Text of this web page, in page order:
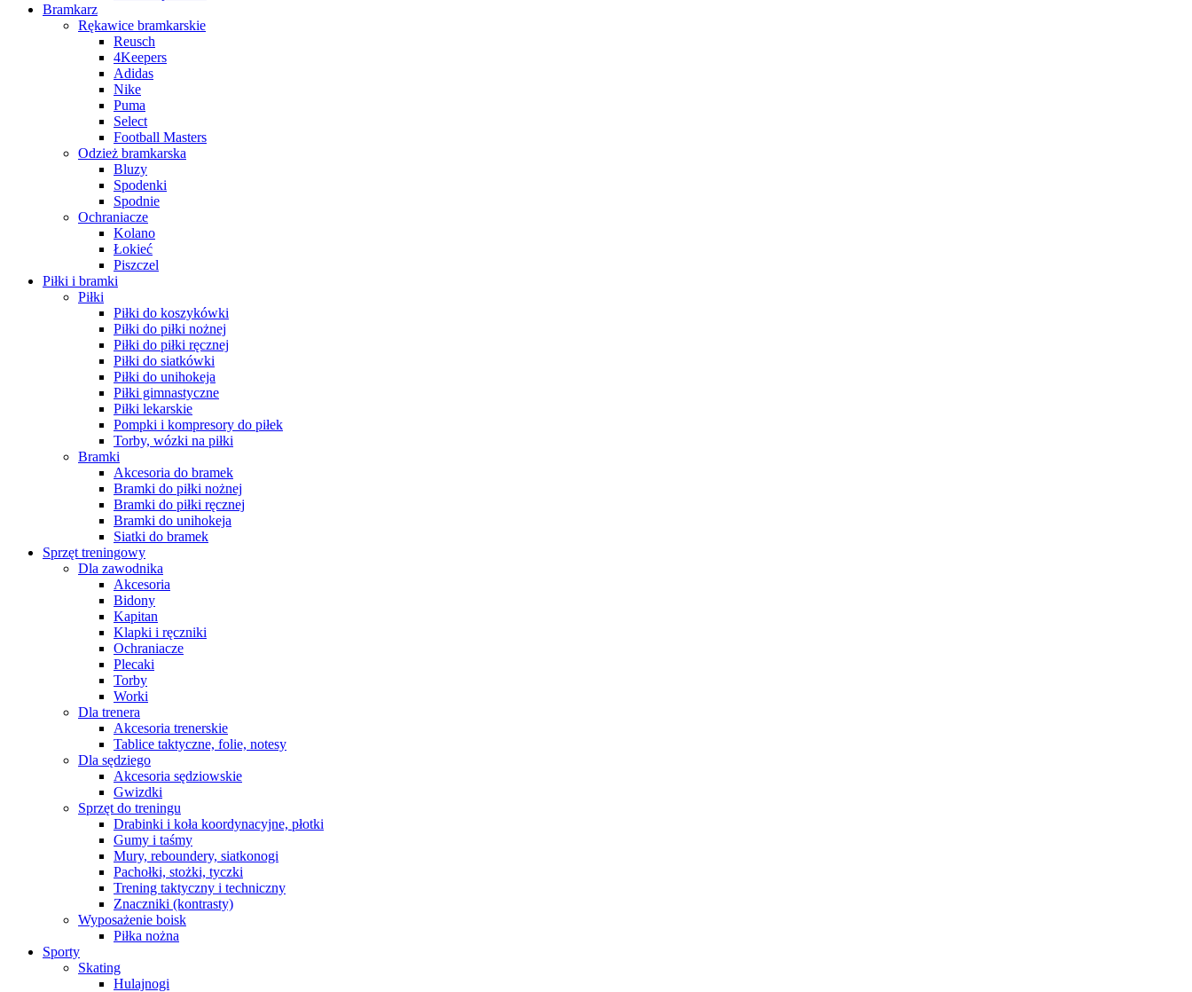
Bramkarz
Rękawice bramkarskie
Reusch
4Keepers
Adidas
Nike
Puma
Select
Football Masters
Odzież bramkarska
Bluzy
Spodenki
Spodnie
Ochraniacze
Kolano
Łokieć
Piszczel
Piłki i bramki
Piłki
Piłki do koszykówki
Piłki do piłki nożnej
Piłki do piłki ręcznej
Piłki do siatkówki
Piłki do unihokeja
Piłki gimnastyczne
Piłki lekarskie
Pompki i kompresory do piłek
Torby, wózki na piłki
Bramki
Akcesoria do bramek
Bramki do piłki nożnej
Bramki do piłki ręcznej
Bramki do unihokeja
Siatki do bramek
Sprzęt treningowy
Dla zawodnika
Akcesoria
Bidony
Kapitan
Klapki i ręczniki
Ochraniacze
Plecaki
Torby
Worki
Dla trenera
Akcesoria trenerskie
Tablice taktyczne, folie, notesy
Dla sędziego
Akcesoria sędziowskie
Gwizdki
Sprzęt do treningu
Drabinki i koła koordynacyjne, płotki
Gumy i taśmy
Mury, reboundery, siatkonogi
Pachołki, stożki, tyczki
Trening taktyczny i techniczny
Znaczniki (kontrasty)
Wyposażenie boisk
Piłka nożna
Sporty
Skating
Hulajnogi